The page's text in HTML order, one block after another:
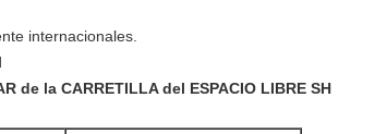
internacionales.
de la CARRETILLA del ESPACIO LIBRE SH